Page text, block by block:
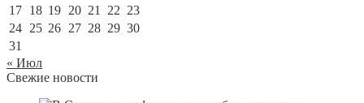
17 18 19 20 21 22 23
24 25 26 27 28 29 30
31
« Июл
Свежие новости